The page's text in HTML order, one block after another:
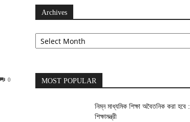
0
Archives
Archives
MOST POPULAR
নিম্ন মাধ্যমিক শিক্ষা অবৈতনিক করা হবে :
শিক্ষামন্ত্রী